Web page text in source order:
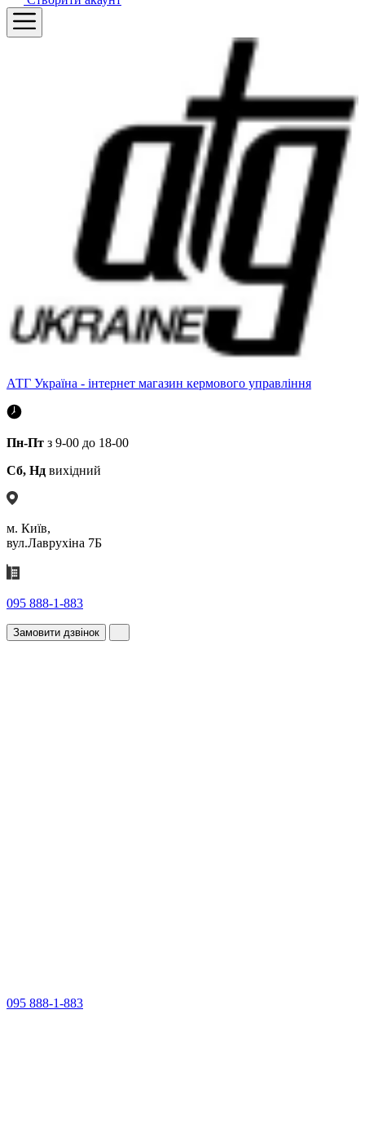
АТГ Україна - інтернет магазин кермового управління
Пн-Пт з 9-00 до 18-00
Сб, Нд вихідний
м. Київ,
вул.Лаврухіна 7Б
095 888-1-883
Замовити дзвінок
095 888-1-883